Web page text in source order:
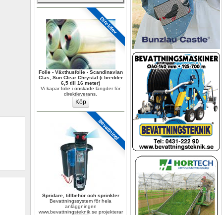
Direktlev
Folie - Växthusfolie - Scandinavian
Clas, Sun Clear Chrystal (i bredder
6,5 till 16 meter)
Vi kapar folie i önskade längder för
direktleverans.
Bevattning!
Spridare, tillbehör och sprinkler
Bevattningssystem för hela
anläggningen
www.bevattningsteknik.se projekterar